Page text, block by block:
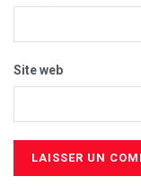
Site web